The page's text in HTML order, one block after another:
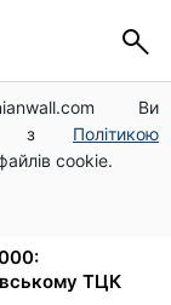
Ви
з Політикою
cookie.
Камельчук
загальних
ТЦК